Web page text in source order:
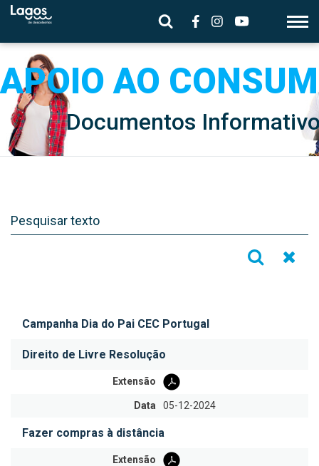
Documentos
Ir Repor
Campanha Dia do Pai CEC Portugal
Direito de Livre Resolução
Extensão
Data 05-12-2024
Fazer compras à distância
Extensão